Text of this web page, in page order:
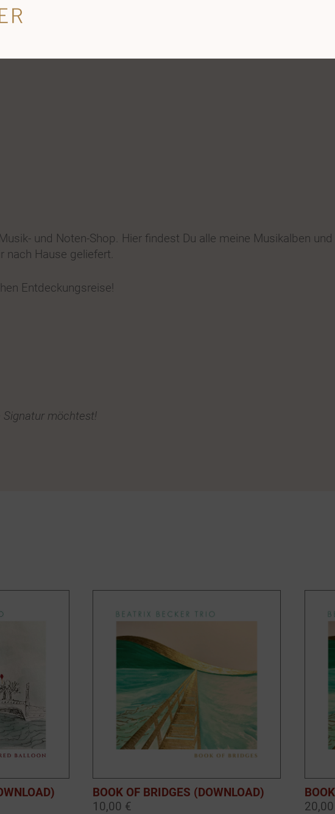
und Noten-Shop. Hier findest Du alle meine Musikalben
nach Hause geliefert.
Entdeckungsreise!
Signatur möchtest!
BOOK OF BRIDGES (DOWNLOAD)
10,00 €